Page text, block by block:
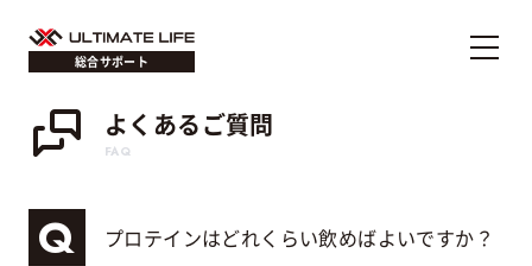
総合サポート
よくあるご質問
FAQ
プロテインはどれくらい飲めばよいですか？